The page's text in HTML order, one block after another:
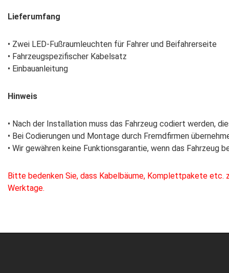
Lieferumfang
• Zwei LED-Fußraumleuchten für Fahrer und Beifahrerseite
• Fahrzeugspezifischer Kabelsatz
• Einbauanleitung
Hinweis
• Nach der Installation muss das Fahrzeug codiert werden,
• Bei Codierungen und Montage durch Fremdfirmen
• Wir gewähren keine Funktionsgarantie, wenn das
Bitte bedenken Sie, dass Kabelbäume, Komplettpakete
Werktage.